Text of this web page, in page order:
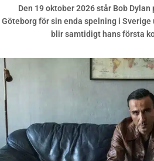
Den 19 oktober 2026 står Bob
Göteborg för sin enda spelning i
blir samtidigt hans första